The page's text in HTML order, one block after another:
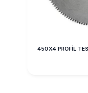
450X4 PROFİL